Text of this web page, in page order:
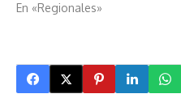
En «Regionales»